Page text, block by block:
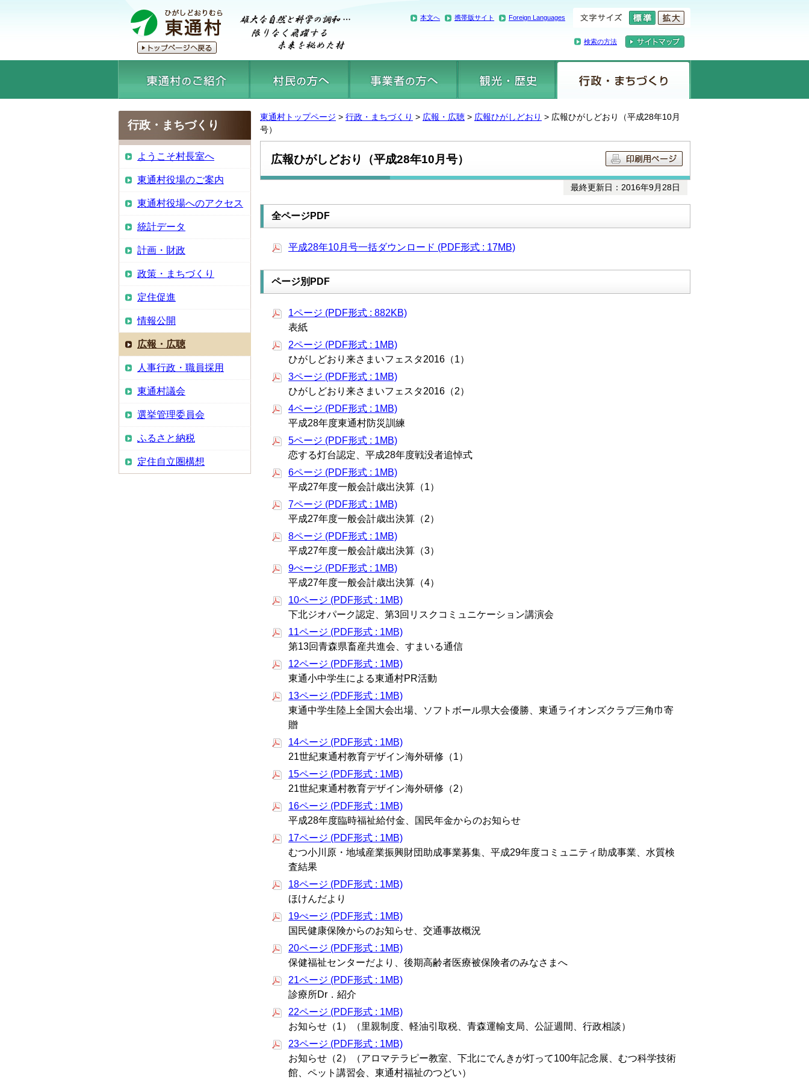
本文へ 携帯版サイト Foreign Languages
検索の方法
東通村トップページ > 行政・まちづくり > 広報・広聴 > 広報ひがしどおり > 広報ひがしどおり（平成28年10月
号）
広報ひがしどおり（平成28年10月号）
最終更新日：2016年9月28日
全ページPDF
平成28年10月号一括ダウンロード (PDF形式 : 17MB)
ページ別PDF
1ページ (PDF形式 : 882KB)
表紙
2ページ (PDF形式 : 1MB)
ひがしどおり来さまいフェスタ2016（1）
3ページ (PDF形式 : 1MB)
ひがしどおり来さまいフェスタ2016（2）
4ページ (PDF形式 : 1MB)
平成28年度東通村防災訓練
5ページ (PDF形式 : 1MB)
恋する灯台認定、平成28年度戦没者追悼式
6ページ (PDF形式 : 1MB)
平成27年度一般会計歳出決算（1）
7ページ (PDF形式 : 1MB)
平成27年度一般会計歳出決算（2）
8ページ (PDF形式 : 1MB)
平成27年度一般会計歳出決算（3）
9ぺージ (PDF形式 : 1MB)
平成27年度一般会計歳出決算（4）
10ページ (PDF形式 : 1MB)
下北ジオパーク認定、第3回リスクコミュニケーション講演会
11ページ (PDF形式 : 1MB)
第13回青森県畜産共進会、すまいる通信
12ページ (PDF形式 : 1MB)
東通小中学生による東通村PR活動
13ページ (PDF形式 : 1MB)
東通中学生陸上全国大会出場、ソフトボール県大会優勝、東通ライオンズクラブ三角巾寄
贈
14ページ (PDF形式 : 1MB)
21世紀東通村教育デザイン海外研修（1）
15ページ (PDF形式 : 1MB)
21世紀東通村教育デザイン海外研修（2）
16ページ (PDF形式 : 1MB)
平成28年度臨時福祉給付金、国民年金からのお知らせ
17ページ (PDF形式 : 1MB)
むつ小川原・地域産業振興財団助成事業募集、平成29年度コミュニティ助成事業、水質検
査結果
18ページ (PDF形式 : 1MB)
ほけんだより
19ぺージ (PDF形式 : 1MB)
国民健康保険からのお知らせ、交通事故概況
20ページ (PDF形式 : 1MB)
保健福祉センターだより、後期高齢者医療被保険者のみなさまへ
21ページ (PDF形式 : 1MB)
診療所Dr．紹介
22ページ (PDF形式 : 1MB)
お知らせ（1）（里親制度、軽油引取税、青森運輸支局、公証週間、行政相談）
23ページ (PDF形式 : 1MB)
お知らせ（2）（アロマテラピー教室、下北にでんきが灯って100年記念展、むつ科学技術
館、ペット講習会、東通村福祉のつどい）
行政・まちづくり
ようこそ村長室へ
東通村役場のご案内
東通村役場へのアクセス
統計データ
計画・財政
政策・まちづくり
定住促進
情報公開
広報・広聴
人事行政・職員採用
東通村議会
選挙管理委員会
ふるさと納税
定住自立圏構想